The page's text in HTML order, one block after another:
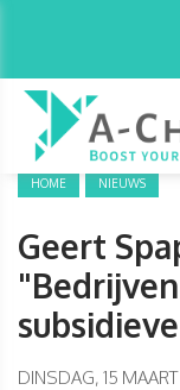
HOME NIEUWS
Geert
DINSDAG, 15